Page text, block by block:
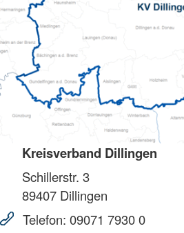
Kreisverband Dillingen
Schillerstr. 3
89407 Dillingen
Telefon: 09071 7930 0